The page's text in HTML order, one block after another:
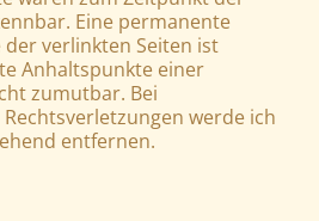
Eine permanente
verlinkten Seiten ist
Anhaltspunkte einer
zumutbar. Bei
werde ich
entfernen.